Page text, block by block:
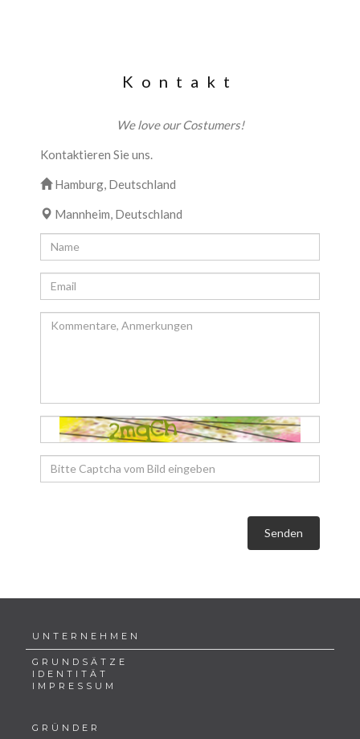
Kontakt
We love our Costumers!
Kontaktieren Sie uns.
Hamburg, Deutschland
Mannheim, Deutschland
Senden
UNTERNEHMEN
GRUNDSÄTZE
IDENTITÄT
IMPRESSUM
GRÜNDER